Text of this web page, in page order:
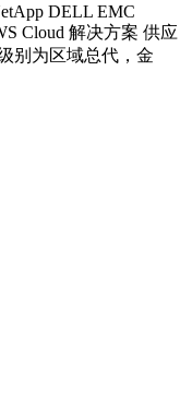
DELL EMC
Cloud 解决方案 供应
别为区域总代，金